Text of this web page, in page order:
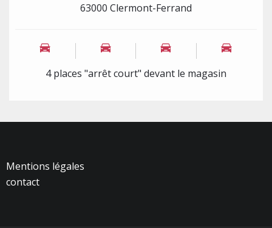
63000 Clermont-Ferrand
4 places "arrêt court" devant le magasin
Mentions légales
contact